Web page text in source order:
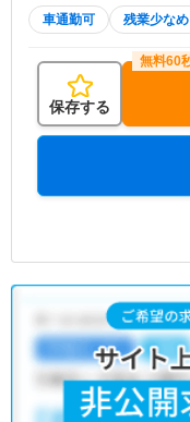
車通勤可 残業少なめ
保存する